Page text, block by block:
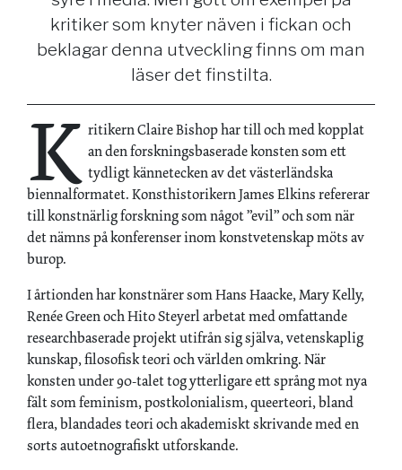
kritiker som knyter näven i fickan och
beklagar denna utveckling finns om man
läser det finstilta.
K ritikern Claire Bishop har till och med kopplat
an den forskningsbaserade konsten som ett
tydligt kännetecken av det västerländska
biennalformatet. Konsthistorikern James Elkins refererar
till konstnärlig forskning som något ”evil” och som när
det nämns på konferenser inom konstvetenskap möts av
burop.
I årtionden har konstnärer som Hans Haacke, Mary Kelly,
Renée Green och Hito Steyerl arbetat med omfattande
researchbaserade projekt utifrån sig själva, vetenskaplig
kunskap, filosofisk teori och världen omkring. När
konsten under 90-talet tog ytterligare ett språng mot nya
fält som feminism, postkolonialism, queerteori, bland
flera, blandades teori och akademiskt skrivande med en
sorts autoetnografiskt utforskande.